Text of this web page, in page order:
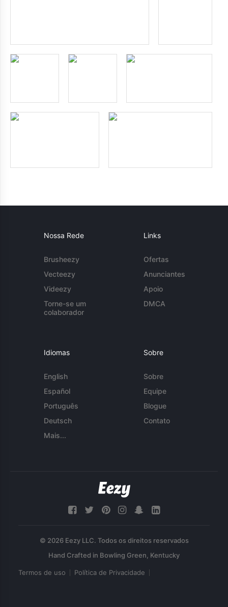
Nossa Rede
Brusheezy
Vecteezy
Videezy
Torne-se um
colaborador
Links
Ofertas
Anunciantes
Apoio
DMCA
Idiomas
English
Español
Português
Deutsch
Mais...
Sobre
Sobre
Equipe
Blogue
Contato
© 2026 Eezy LLC. Todos os direitos reservados
Termos de uso Política de Privacidade